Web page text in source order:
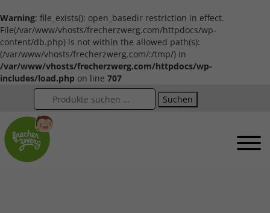
Warning: file_exists(): open_basedir restriction in effect.
File(/var/www/vhosts/frecherzwerg.com/httpdocs/wp-
content/db.php) is not within the allowed path(s):
(/var/www/vhosts/frecherzwerg.com/:/tmp/) in
/var/www/vhosts/frecherzwerg.com/httpdocs/wp-
includes/load.php on line 707
Suchen